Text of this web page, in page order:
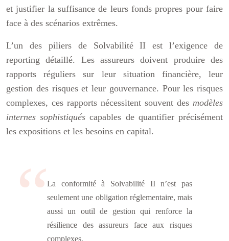
et justifier la suffisance de leurs fonds propres pour faire
face à des scénarios extrêmes.
L’un des piliers de Solvabilité II est l’exigence de
reporting détaillé. Les assureurs doivent produire des
rapports réguliers sur leur situation financière, leur
gestion des risques et leur gouvernance. Pour les risques
complexes, ces rapports nécessitent souvent des modèles
internes sophistiqués capables de quantifier précisément
les expositions et les besoins en capital.
La conformité à Solvabilité II n’est pas
seulement une obligation réglementaire, mais
aussi un outil de gestion qui renforce la
résilience des assureurs face aux risques
complexes.